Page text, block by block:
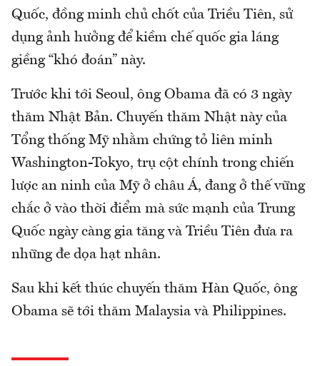
Quốc, đồng minh chủ chốt của Triều Tiên, sử
dụng ảnh hưởng để kiềm chế quốc gia láng
giềng “khó đoán” này.
Trước khi tới Seoul, ông Obama đã có 3 ngày
thăm Nhật Bản. Chuyến thăm Nhật này của
Tổng thống Mỹ nhằm chứng tỏ liên minh
Washington-Tokyo, trụ cột chính trong chiến
lược an ninh của Mỹ ở châu Á, đang ở thế vững
chắc ở vào thời điểm mà sức mạnh của Trung
Quốc ngày càng gia tăng và Triều Tiên đưa ra
những đe dọa hạt nhân.
Sau khi kết thúc chuyến thăm Hàn Quốc, ông
Obama sẽ tới thăm Malaysia và Philippines.